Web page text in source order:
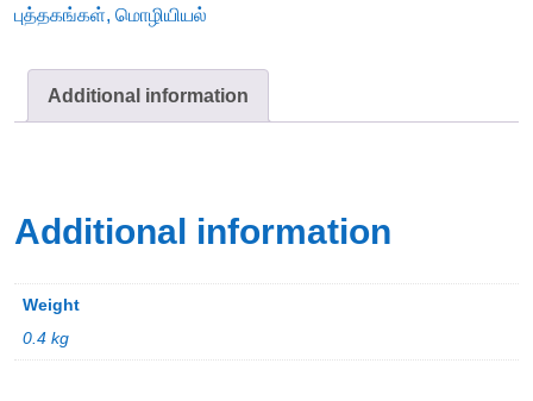
புத்தகங்கள், மொழியியல்
Additional information
Additional information
Weight
0.4 kg